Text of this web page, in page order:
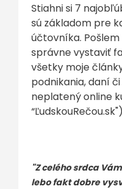
Stiahni si 7
sú základom pre
účtovníka. Pošlem
správne vystaviť
všetky moje
podnikania, daní
neplatený online
“ĽudskouRečou.sk")
"Z celého srdca
lebo fakt dobre